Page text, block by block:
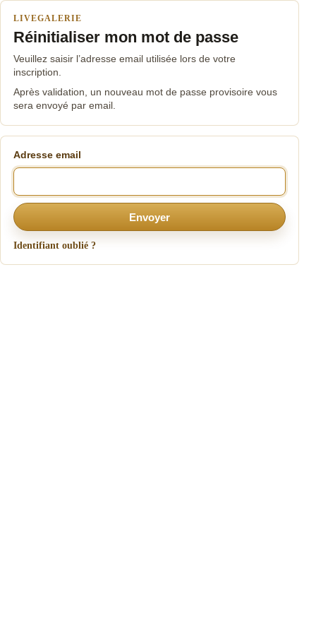
LIVEGALERIE
Réinitialiser mon mot de passe
Veuillez saisir l’adresse email utilisée lors de votre
inscription.
Après validation, un nouveau mot de passe provisoire vous
sera envoyé par email.
Adresse email
Envoyer
Identifiant oublié ?